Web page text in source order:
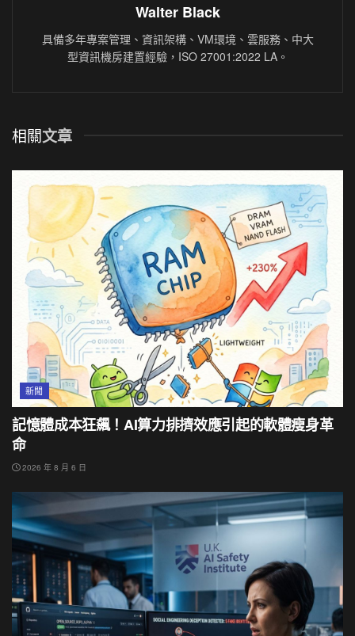
Walter Black
具備多年專案管理、資訊架構、VM環境、雲服務、中大
型資訊機房建置經驗，ISO 27001:2022 LA。
相關文章
新聞
記憶體成本狂飆！AI算力排擠效應引起的軟體瘦身革
命
2026 年 8 月 6 日